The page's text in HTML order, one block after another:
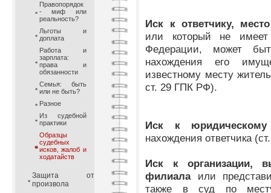
Правопорядок
- миф или
реальность?
Льготы и
доплата
Работа и
зарплата:
права и
обязанности
Семья: быть
или не быть?
Разное
Из судебной
практики
Образцы
судебных
исков, жалоб и
ходатайств
Защита от
произвола
Иск к ответчику,
или который не имеет
Федерации, может
нахождения его
известному месту
ст. 29 ГПК РФ).
Иск к
нахождения ответчика
Иск к организации,
филиала или
также в суд по